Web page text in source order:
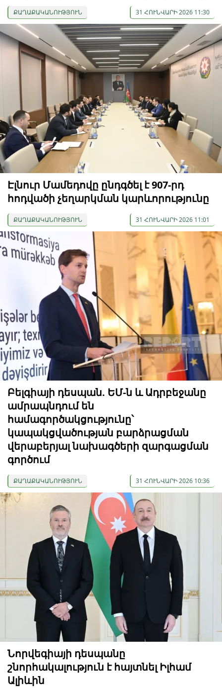
ՔԱՂԱՔԱԿԱՆՈՒԹՅՈՒՆ 31 ՀՈՒՆՎԱՐԻ 2026 11:30
Էլնուր Մամեդովը ընդգծել է 907-րդ
հոդվածի չեղարկման կարևորությունը
ՔԱՂԱՔԱԿԱՆՈՒԹՅՈՒՆ 31 ՀՈՒՆՎԱՐԻ 2026 11:01
Բելգիայի դեսպան. ԵՄ-ն և Ադրբեջանը
ամրապնդում են
համագործակցությունը՝
կապակցվածության բարձրացման
վերաբերյալ նախագծերի զարգացման
գործում
ՔԱՂԱՔԱԿԱՆՈՒԹՅՈՒՆ 31 ՀՈՒՆՎԱՐԻ 2026 10:36
Նորվեգիայի դեսպանը
շնորհակալություն է հայտնել Իլհամ
Ալիևին